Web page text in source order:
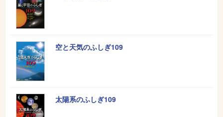
空と天気のふしぎ109
太陽系のふしぎ109